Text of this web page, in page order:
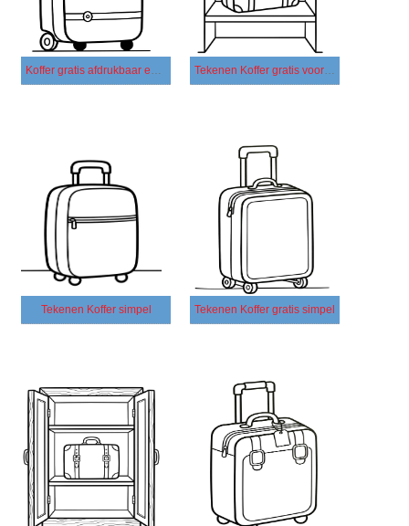
Koffer gratis afdrukbaar eenvoudig Tekenen Koffer gratis voor kinderen
Tekenen Koffer simpel Tekenen Koffer gratis simpel